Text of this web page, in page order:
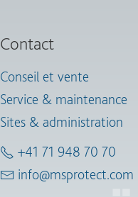
Contact
Conseil et vente
Service & maintenance
Sites & administration
+41 71 948 70 70
info@msprotect.com